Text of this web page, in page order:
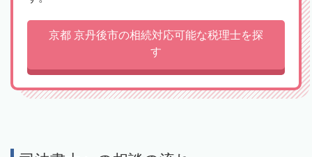
京都 京丹後市の相続対応可能な税理士を探
す